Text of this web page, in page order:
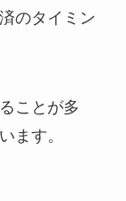
のタイミン
ことが多
ます。